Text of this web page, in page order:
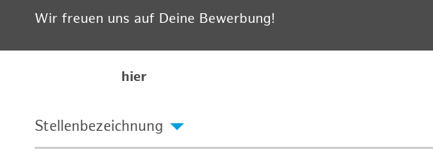
Wir freuen uns auf Deine Bewerbung!
hier
Stellenbezeichnung